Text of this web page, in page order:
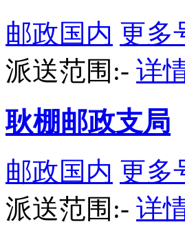
邮政国内 更多
派送范围:- 详
耿棚邮政支局
邮政国内 更多
派送范围:- 详